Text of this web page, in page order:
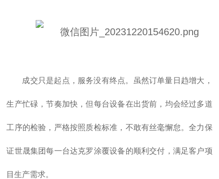
成交只是起点，服务没有终点。虽然订单量日趋增大，
生产忙碌，节奏加快，但每台设备在出货前，均会经过多道
工序的检验，严格按照质检标准，不敢有丝毫懈怠。全力保
证世晟集团每一台达克罗涂覆设备的顺利交付，满足客户项
目生产需求。